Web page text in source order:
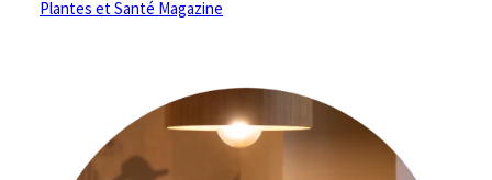
Plantes et Santé Magazine